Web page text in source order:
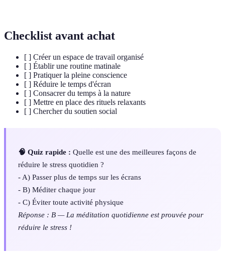
Checklist avant achat
[ ] Créer un espace de travail organisé
[ ] Établir une routine matinale
[ ] Pratiquer la pleine conscience
[ ] Réduire le temps d'écran
[ ] Consacrer du temps à la nature
[ ] Mettre en place des rituels relaxants
[ ] Chercher du soutien social
🧠 Quiz rapide : Quelle est une des meilleures façons de
réduire le stress quotidien ?
- A) Passer plus de temps sur les écrans
- B) Méditer chaque jour
- C) Éviter toute activité physique
Réponse : B — La méditation quotidienne est prouvée pour
réduire le stress !